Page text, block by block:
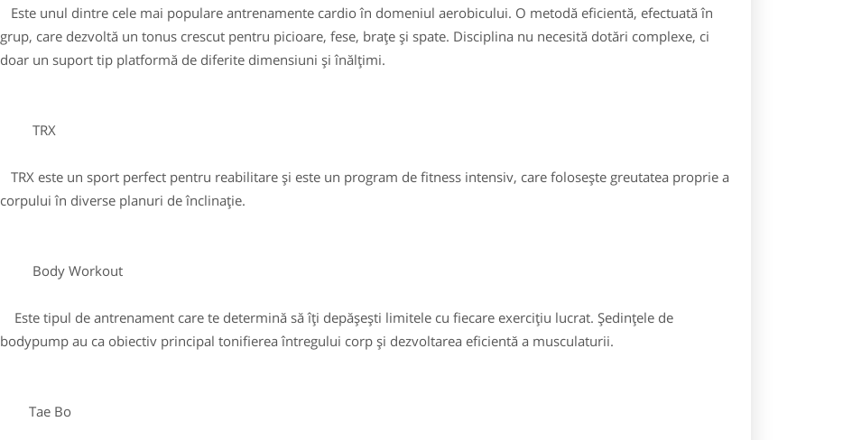
Este unul dintre cele mai populare antrenamente cardio în domeniul aerobicului. O metodă eficientă, efectuată în
grup, care dezvoltă un tonus crescut pentru picioare, fese, brațe și spate. Disciplina nu necesită dotări complexe, ci
doar un suport tip platformă de diferite dimensiuni și înălțimi.
TRX
TRX este un sport perfect pentru reabilitare și este un program de fitness intensiv, care folosește greutatea proprie a
corpului în diverse planuri de înclinație.
Body Workout
Este tipul de antrenament care te determină să îți depășești limitele cu fiecare exercițiu lucrat. Ședințele de
bodypump au ca obiectiv principal tonifierea întregului corp și dezvoltarea eficientă a musculaturii.
Tae Bo